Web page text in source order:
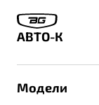
АВТО-К
Модели